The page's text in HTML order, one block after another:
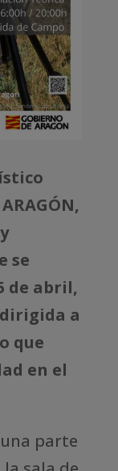
se
de abril,
a
que
en el
parte